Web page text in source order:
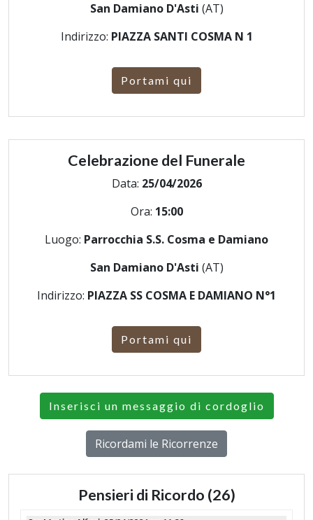
San Damiano D'Asti (AT)
Indirizzo: PIAZZA SANTI COSMA N 1
Portami qui
Celebrazione del Funerale
Data: 25/04/2026
Ora: 15:00
Luogo: Parrocchia S.S. Cosma e Damiano
San Damiano D'Asti (AT)
Indirizzo: PIAZZA SS COSMA E DAMIANO N°1
Portami qui
Inserisci un messaggio di cordoglio
Ricordami le Ricorrenze
Pensieri di Ricordo (26)